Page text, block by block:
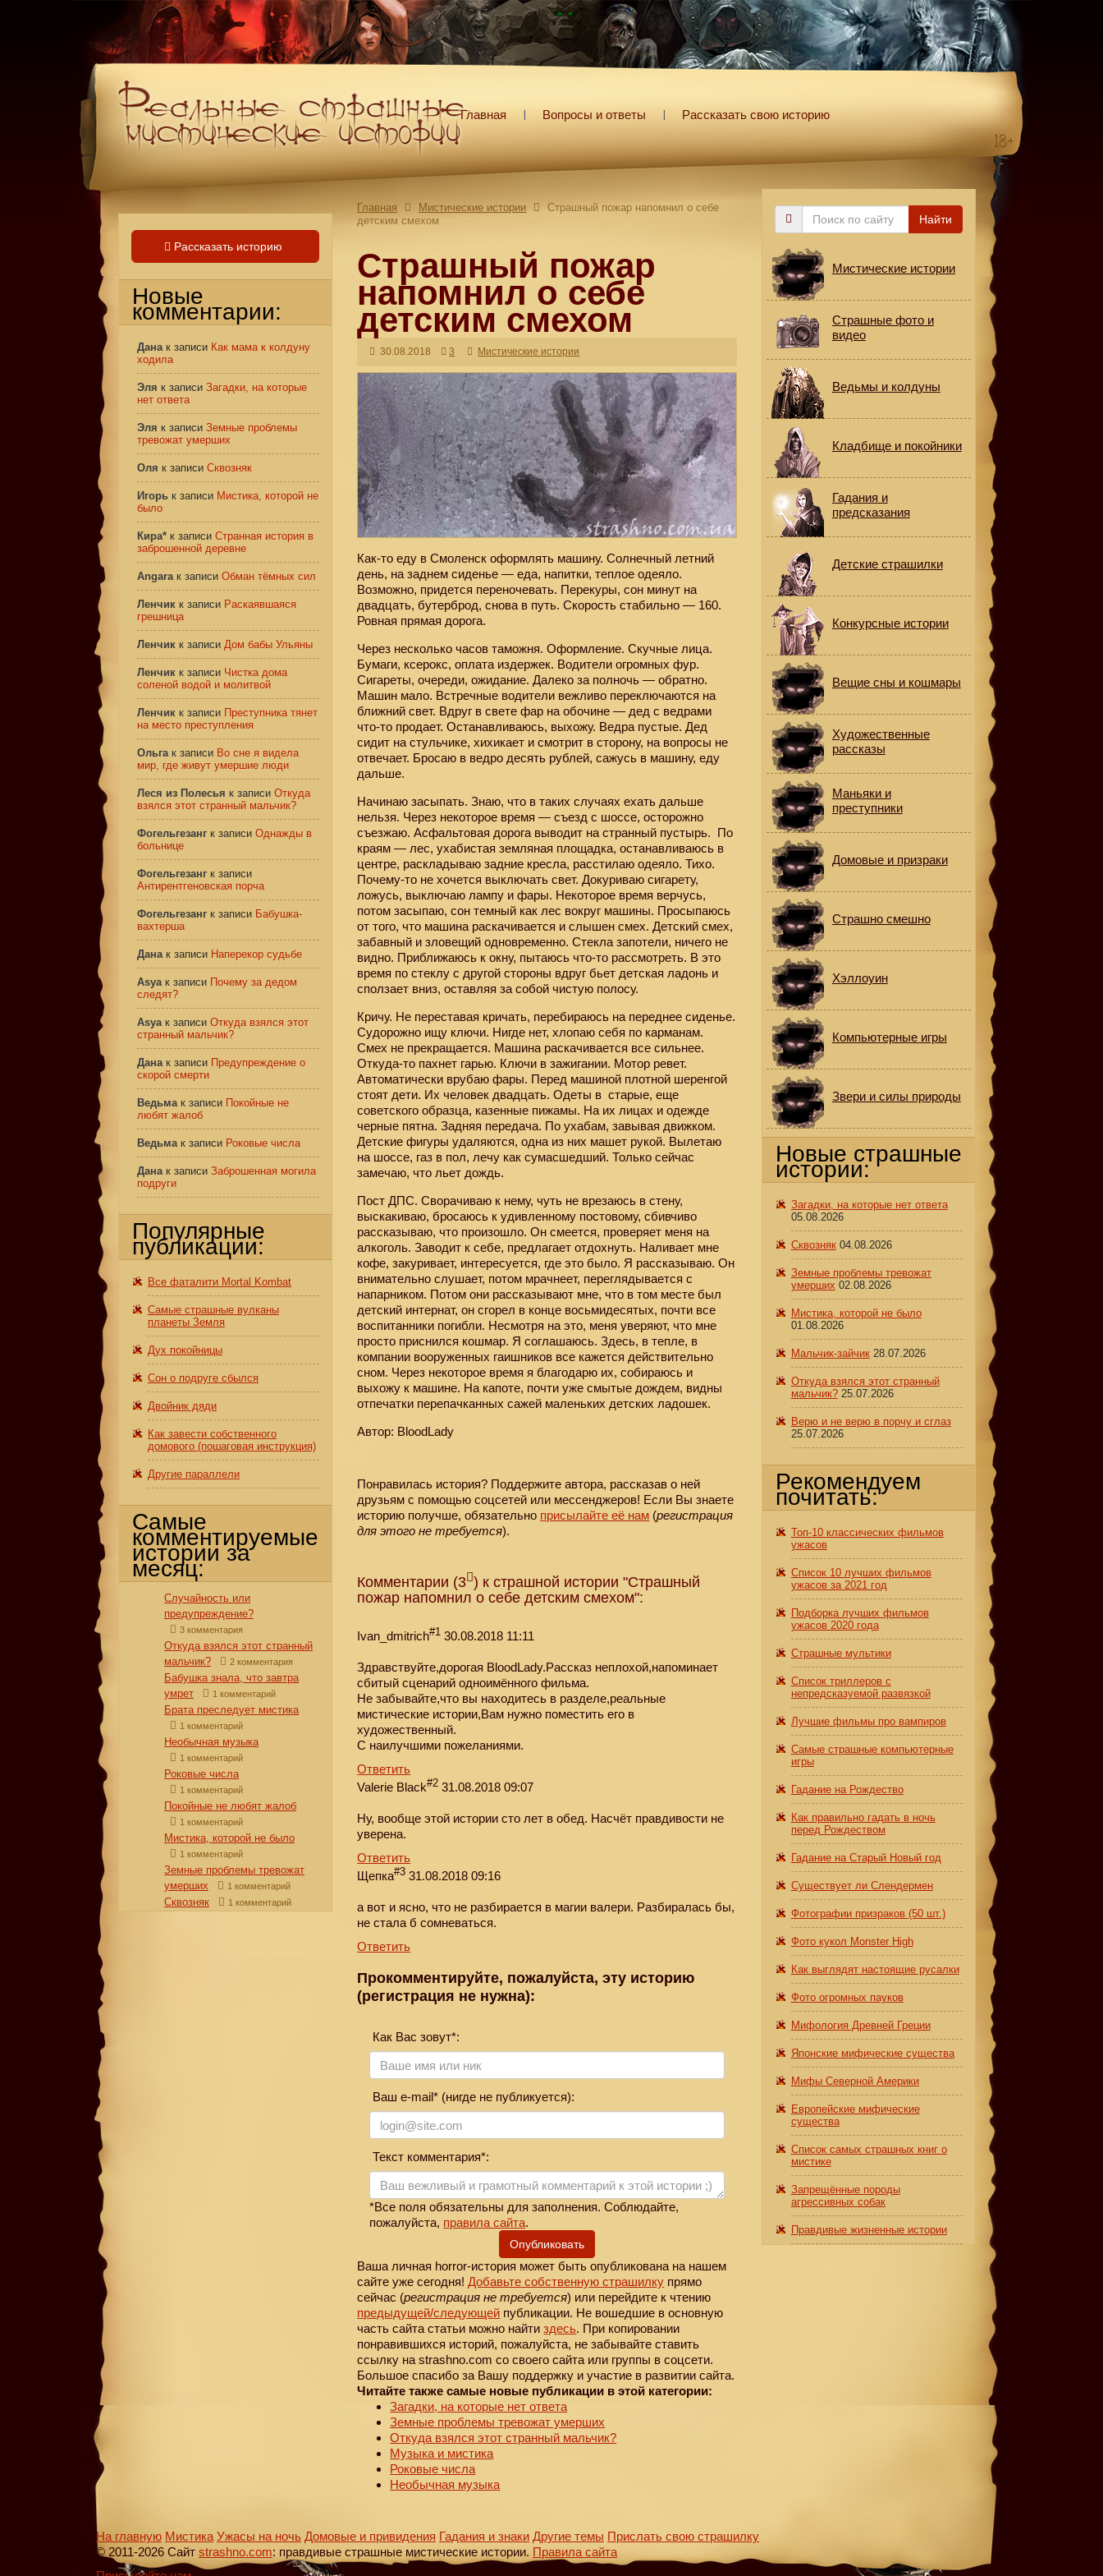
Главная Вопросы и ответы Рассказать свою историю
Главная Мистические истории
Страшный пожар напомнил о себе
детским смехом
Страшный пожар
напомнил о себе
детским смехом
30.08.2018 3 Мистические истории
Как-то еду в Смоленск оформлять машину. Солнечный летний
день, на заднем сиденье — еда, напитки, теплое одеяло.
Возможно, придется переночевать. Перекуры, сон минут на
двадцать, бутерброд, снова в путь. Скорость стабильно — 160.
Ровная прямая дорога.
Через несколько часов таможня. Оформление. Скучные лица.
Бумаги, ксерокс, оплата издержек. Водители огромных фур.
Сигареты, очереди, ожидание. Далеко за полночь — обратно.
Машин мало. Встречные водители вежливо переключаются на
ближний свет. Вдруг в свете фар на обочине — дед с ведрами
что-то продает. Останавливаюсь, выхожу. Ведра пустые. Дед
сидит на стульчике, хихикает и смотрит в сторону, на вопросы не
отвечает. Бросаю в ведро десять рублей, сажусь в машину, еду
дальше.
Начинаю засыпать. Знаю, что в таких случаях ехать дальше
нельзя. Через некоторое время — съезд с шоссе, осторожно
съезжаю. Асфальтовая дорога выводит на странный пустырь. По
краям — лес, ухабистая земляная площадка, останавливаюсь в
центре, раскладываю задние кресла, расстилаю одеяло. Тихо.
Почему-то не хочется выключать свет. Докуриваю сигарету,
ложусь, выключаю лампу и фары. Некоторое время верчусь,
потом засыпаю, сон темный как лес вокруг машины. Просыпаюсь
от того, что машина раскачивается и слышен смех. Детский смех,
забавный и зловещий одновременно. Стекла запотели, ничего не
видно. Приближаюсь к окну, пытаюсь что-то рассмотреть. В это
время по стеклу с другой стороны вдруг бьет детская ладонь и
сползает вниз, оставляя за собой чистую полосу.
Кричу. Не переставая кричать, перебираюсь на переднее сиденье.
Судорожно ищу ключи. Нигде нет, хлопаю себя по карманам.
Смех не прекращается. Машина раскачивается все сильнее.
Откуда-то пахнет гарью. Ключи в зажигании. Мотор ревет.
Автоматически врубаю фары. Перед машиной плотной шеренгой
стоят дети. Их человек двадцать. Одеты в старые, еще
советского образца, казенные пижамы. На их лицах и одежде
черные пятна. Задняя передача. По ухабам, завывая движком.
Детские фигуры удаляются, одна из них машет рукой. Вылетаю
на шоссе, газ в пол, лечу как сумасшедший. Только сейчас
замечаю, что льет дождь.
Пост ДПС. Сворачиваю к нему, чуть не врезаюсь в стену,
выскакиваю, бросаюсь к удивленному постовому, сбивчиво
рассказываю, что произошло. Он смеется, проверяет меня на
алкоголь. Заводит к себе, предлагает отдохнуть. Наливает мне
кофе, закуривает, интересуется, где это было. Я рассказываю. Он
внимательно слушает, потом мрачнеет, переглядывается с
напарником. Потом они рассказывают мне, что в том месте был
детский интернат, он сгорел в конце восьмидесятых, почти все
воспитанники погибли. Несмотря на это, меня уверяют, что мне
просто приснился кошмар. Я соглашаюсь. Здесь, в тепле, в
компании вооруженных гаишников все кажется действительно
сном. Через некоторое время я благодарю их, собираюсь и
выхожу к машине. На капоте, почти уже смытые дождем, видны
отпечатки перепачканных сажей маленьких детских ладошек.
Автор: BloodLady
Понравилась история? Поддержите автора, рассказав о ней
друзьям с помощью соцсетей или мессенджеров! Если Вы знаете
историю получше, обязательно присылайте её нам (регистрация
для этого не требуется).
Комментарии (3 ) к страшной истории "Страшный
пожар напомнил о себе детским смехом":
Ivan_dmitrich#1 30.08.2018 11:11
Здравствуйте,дорогая BloodLady.Рассказ неплохой,напоминает
сбитый сценарий одноимённого фильма.
Не забывайте,что вы находитесь в разделе,реальные
мистические истории,Вам нужно поместить его в
художественный.
С наилучшими пожеланиями.
Ответить
Valerie Black#2 31.08.2018 09:07
Ну, вообще этой истории сто лет в обед. Насчёт правдивости не
уверена.
Ответить
Щепка#3 31.08.2018 09:16
а вот и ясно, что не разбирается в магии валери. Разбиралась бы,
не стала б сомневаться.
Ответить
Прокомментируйте, пожалуйста, эту историю
(регистрация не нужна):
Как Вас зовут*:
Ваш e-mail* (нигде не публикуется):
Текст комментария*:
*Все поля обязательны для заполнения. Соблюдайте,
пожалуйста, правила сайта.
Опубликовать
Ваша личная horror-история может быть опубликована на нашем
сайте уже сегодня!Добавьте собственную страшилку прямо
сейчас (регистрация не требуется) или перейдите к чтению
предыдущей/следующей публикации. Не вошедшие в основную
часть сайта статьи можно найтиздесь. При копировании
понравившихся историй, пожалуйста, не забывайте ставить
ссылку на strashno.com со своего сайта или группы в соцсети.
Большое спасибо за Вашу поддержку и участие в развитии сайта.
Читайте также самые новые публикации в этой категории:
Загадки, на которые нет ответа
Земные проблемы тревожат умерших
Откуда взялся этот странный мальчик?
Музыка и мистика
Роковые числа
Необычная музыка
Рассказать историю
Новые
комментарии:
Данак записи Как мама к колдуну
ходила
Эля к записи Загадки, на которые
нет ответа
Эля к записи Земные проблемы
тревожат умерших
Оля к записи Сквозняк
Игорь к записи Мистика, которой не
было
Кира* к записи Странная история в
заброшенной деревне
Angaraк записи Обман тёмных сил
Ленчик к записи Раскаявшаяся
грешница
Ленчик к записи Дом бабы Ульяны
Ленчик к записи Чистка дома
соленой водой и молитвой
Ленчик к записи Преступника тянет
на место преступления
Ольгак записи Во сне я видела
мир, где живут умершие люди
Леся из Полесья к записи Откуда
взялся этот странный мальчик?
Фогельгезанг к записи Однажды в
больнице
Фогельгезанг к записи
Антирентгеновская порча
Фогельгезанг к записи Бабушка-
вахтерша
Данак записи Наперекор судьбе
Asyaк записи Почему за дедом
следят?
Asyaк записи Откуда взялся этот
странный мальчик?
Данак записи Предупреждение о
скорой смерти
Ведьмак записи Покойные не
любят жалоб
Ведьмак записи Роковые числа
Данак записи Заброшенная могила
подруги
Популярные
публикации:
Все фаталити Mortal Kombat
Самые страшные вулканы
планеты Земля
Дух покойницы
Сон о подруге сбылся
Двойник дяди
Как завести собственного
домового (пошаговая инструкция)
Другие параллели
Самые
комментируемые
истории за
месяц:
Случайность или
предупреждение?
3 комментария
Откуда взялся этот странный
мальчик?
2 комментария
Бабушка знала, что завтра
умрет
1 комментарий
Брата преследует мистика
1 комментарий
Необычная музыка
1 комментарий
Роковые числа
1 комментарий
Покойные не любят жалоб
1 комментарий
Мистика, которой не было
1 комментарий
Земные проблемы тревожат
умерших
1 комментарий
Сквозняк 1 комментарий
Поиск
Найти
Мистические истории
Страшные фото и
видео
Ведьмы и колдуны
Кладбище и покойники
Гадания и
предсказания
Детские страшилки
Конкурсные истории
Вещие сны и кошмары
Художественные
рассказы
Маньяки и
преступники
Домовые и призраки
Страшно смешно
Хэллоуин
Компьютерные игры
Звери и силы природы
Новые страшные
истории:
Загадки, на которые нет ответа
05.08.2026
Сквозняк 04.08.2026
Земные проблемы тревожат
умерших 02.08.2026
Мистика, которой не было
01.08.2026
Мальчик-зайчик 28.07.2026
Откуда взялся этот странный
мальчик? 25.07.2026
Верю и не верю в порчу и сглаз
25.07.2026
Рекомендуем
почитать:
Топ-10 классических фильмов
ужасов
Список 10 лучших фильмов
ужасов за 2021 год
Подборка лучших фильмов
ужасов 2020 года
Страшные мультики
Список триллеров с
непредсказуемой развязкой
Лучшие фильмы про вампиров
Самые страшные компьютерные
игры
Гадание на Рождество
Как правильно гадать в ночь
перед Рождеством
Гадание на Старый Новый год
Существует ли Слендермен
Фотографии призраков (50 шт.)
Фото кукол Monster High
Как выглядят настоящие русалки
Фото огромных пауков
Мифология Древней Греции
Японские мифические существа
Мифы Северной Америки
Европейские мифические
существа
Список самых страшных книг о
мистике
Запрещённые породы
агрессивных собак
Правдивые жизненные истории
На главную Мистика Ужасы на ночь Домовые и привидения Гадания и знаки Другие темы Прислать свою страшилку
© 2011-2026 Сайт strashno.com: правдивые страшные мистические истории. Правила сайта